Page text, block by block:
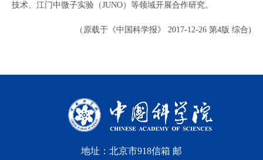
技术、江门中微子实验（JUNO）等领域开展合作研究。
（原载于《中国科学报》 2017-12-26 第4版 综合)
地址：北京市918信箱 邮